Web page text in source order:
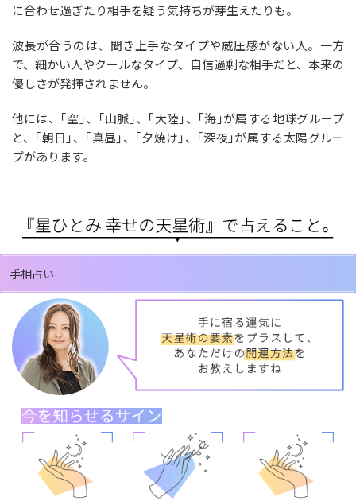
に合わせ過ぎたり相手を疑う気持ちが芽生えたりも。
波長が合うのは、聞き上手なタイプや威圧感がない人。一方
で、細かい人やクールなタイプ、自信過剰な相手だと、本来の
優しさが発揮されません。
他には、｢空｣、｢山脈｣、｢大陸｣、｢海｣が属する地球グループ
と、｢朝日｣、｢真昼｣、｢夕焼け｣、｢深夜｣が属する太陽グルー
プがあります。
手相占い